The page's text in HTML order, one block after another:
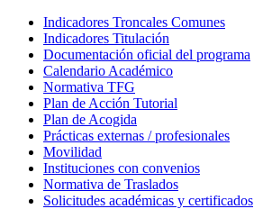
Indicadores Troncales Comunes
Indicadores Titulación
Documentación oficial del programa
Calendario Académico
Normativa TFG
Plan de Acción Tutorial
Plan de Acogida
Prácticas externas / profesionales
Movilidad
Instituciones con convenios
Normativa de Traslados
Solicitudes académicas y certificados